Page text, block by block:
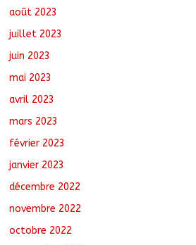
août 2023
juillet 2023
juin 2023
mai 2023
avril 2023
mars 2023
février 2023
janvier 2023
décembre 2022
novembre 2022
octobre 2022